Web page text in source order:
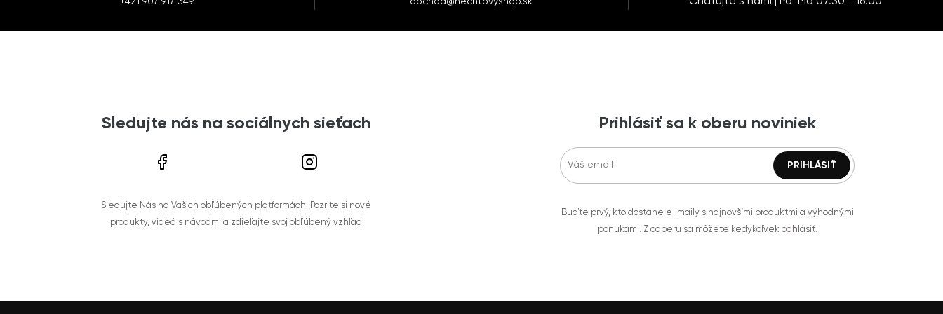
Sledujte nás na sociálnych sieťach
Sledujte Nás na Vašich obľúbených platformách. Pozrite si nové
produkty, videá s návodmi a zdieľajte svoj obľúbený vzhľad
Prihlásiť sa k oberu noviniek
Buďte prvý, kto dostane e-maily s najnovšími produktmi a výhodnými
ponukami. Z odberu sa môžete kedykoľvek odhlásiť.